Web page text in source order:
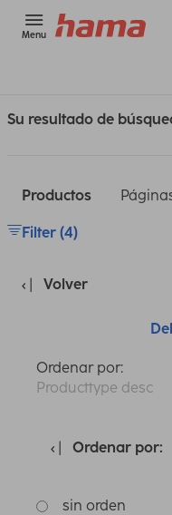
Menu
Su resultado de
Productos
Filter (4)
Volver
Ordenar por:
Producttype desc
Ordenar por:
sin orden